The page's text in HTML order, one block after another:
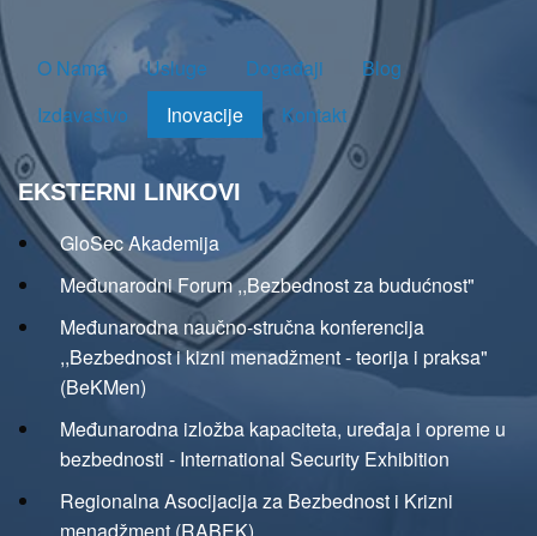
O Nama Usluge Događaji
Blog
Izdavaštvo
Inovacije Kontakt
EKSTERNI LINKOVI
GloSec Akademija
Međunarodni Forum ,,Bezbednost za budućnost"
Međunarodna naučno-stručna konferencija
,,Bezbednost i kizni menadžment - teorija i praksa"
(BeKMen)
Međunarodna izložba kapaciteta, uređaja i opreme u
bezbednosti - International Security Exhibition
Regionalna Asocijacija za Bezbednost i Krizni
menadžment (RABEK)